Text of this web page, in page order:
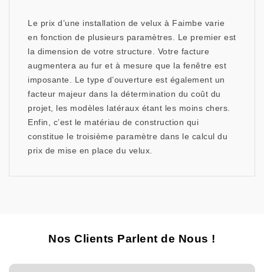
Le prix d’une installation de velux à Faimbe varie
en fonction de plusieurs paramètres. Le premier est
la dimension de votre structure. Votre facture
augmentera au fur et à mesure que la fenêtre est
imposante. Le type d’ouverture est également un
facteur majeur dans la détermination du coût du
projet, les modèles latéraux étant les moins chers.
Enfin, c’est le matériau de construction qui
constitue le troisième paramètre dans le calcul du
prix de mise en place du velux.
Nos Clients Parlent de Nous !